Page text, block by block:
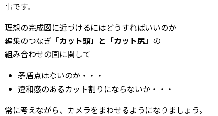
事です。
理想の完成図に近づけるにはどうすればいいのか
編集のつなぎ 「カット頭」と「カット尻」 の
組み合わせの画に関して
矛盾点はないのか・・・
違和感のあるカット割りにならないか・・・
常に考えながら、カメラをまわせるようになりましょう。